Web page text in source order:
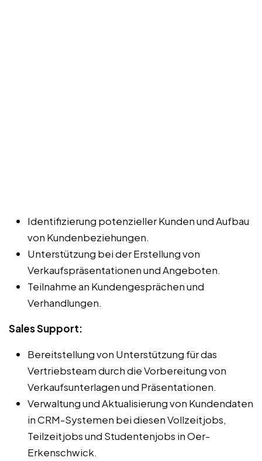
Identifizierung potenzieller Kunden und Aufbau
von Kundenbeziehungen.
Unterstützung bei der Erstellung von
Verkaufspräsentationen und Angeboten.
Teilnahme an Kundengesprächen und
Verhandlungen.
Sales Support:
Bereitstellung von Unterstützung für das
Vertriebsteam durch die Vorbereitung von
Verkaufsunterlagen und Präsentationen.
Verwaltung und Aktualisierung von Kundendaten
in CRM-Systemen bei diesen Vollzeitjobs,
Teilzeitjobs und Studentenjobs in Oer-
Erkenschwick.